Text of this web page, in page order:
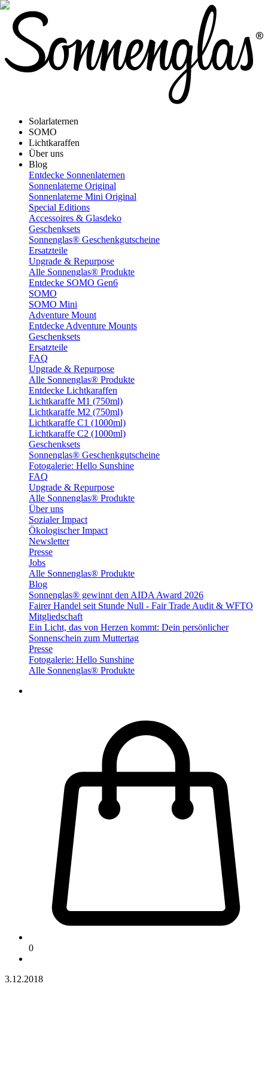
Solarlaternen
SOMO
Lichtkaraffen
Über uns
Blog
Entdecke Sonnenlaternen
Sonnenlaterne Original
Sonnenlaterne Mini Original
Special Editions
Accessoires & Glasdeko
Geschenksets
Sonnenglas® Geschenkgutscheine
Ersatzteile
Upgrade & Repurpose
Alle Sonnenglas® Produkte
Entdecke SOMO Gen6
SOMO
SOMO Mini
Adventure Mount
Entdecke Adventure Mounts
Geschenksets
Ersatzteile
FAQ
Upgrade & Repurpose
Alle Sonnenglas® Produkte
Entdecke Lichtkaraffen
Lichtkaraffe M1 (750ml)
Lichtkaraffe M2 (750ml)
Lichtkaraffe C1 (1000ml)
Lichtkaraffe C2 (1000ml)
Geschenksets
Sonnenglas® Geschenkgutscheine
Fotogalerie: Hello Sunshine
FAQ
Upgrade & Repurpose
Alle Sonnenglas® Produkte
Über uns
Sozialer Impact
Ökologischer Impact
Newsletter
Presse
Jobs
Alle Sonnenglas® Produkte
Blog
Sonnenglas® gewinnt den AIDA Award 2026
Fairer Handel seit Stunde Null - Fair Trade Audit & WFTO
Mitgliedschaft
Ein Licht, das von Herzen kommt: Dein persönlicher
Sonnenschein zum Muttertag
Presse
Fotogalerie: Hello Sunshine
Alle Sonnenglas® Produkte
0
3.12.2018